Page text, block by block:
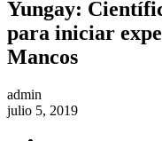
Yungay:
para iniciar
Mancos
admin
julio 5, 2019